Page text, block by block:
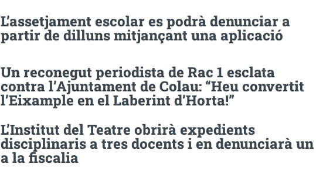
L’assetjament escolar es podrà denunciar a
partir de dilluns mitjançant una aplicació
Un reconegut periodista de Rac 1 esclata
contra l’Ajuntament de Colau: “Heu convertit
l’Eixample en el Laberint d’Horta!”
L’Institut del Teatre obrirà expedients
disciplinaris a tres docents i en denunciarà un
a la fiscalia